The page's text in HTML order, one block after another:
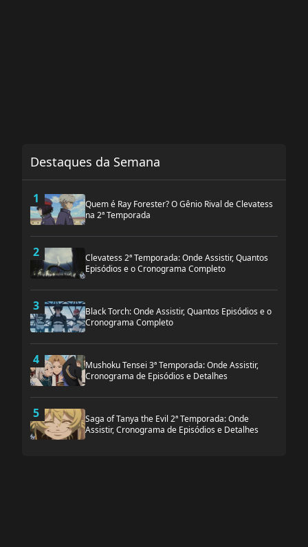
Destaques da Semana
1
Quem é Ray Forester? O Gênio Rival de Clevatess
na 2ª Temporada
2
Clevatess 2ª Temporada: Onde Assistir, Quantos
Episódios e o Cronograma Completo
3
Black Torch: Onde Assistir, Quantos Episódios e o
Cronograma Completo
4
Mushoku Tensei 3ª Temporada: Onde Assistir,
Cronograma de Episódios e Detalhes
5
Saga of Tanya the Evil 2ª Temporada: Onde
Assistir, Cronograma de Episódios e Detalhes